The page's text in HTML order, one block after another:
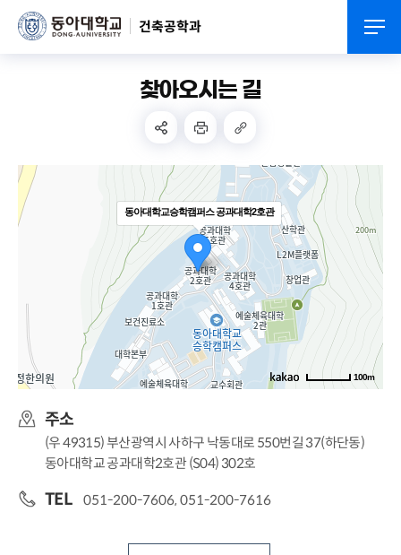
건축공학과
찾아오시는 길
동아대학교승학캠퍼스 공과대학2호관
100m
주소
(우 49315) 부산광역시 사하구 낙동대로 550번길 37(하단동)
동아대학교 공과대학2호관 (S04) 302호
TEL 051-200-7606, 051-200-7616